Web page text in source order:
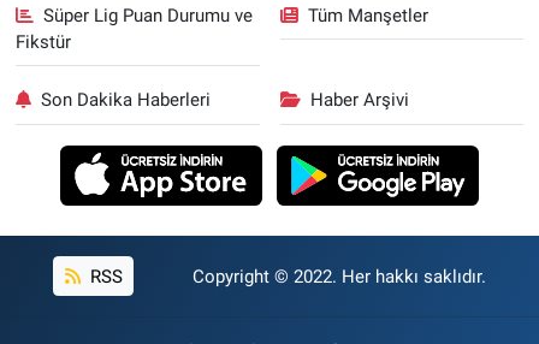
Süper Lig Puan Durumu ve
Fikstür
Tüm Manşetler
Son Dakika Haberleri Haber Arşivi
RSS Copyright © 2022. Her hakkı saklıdır.